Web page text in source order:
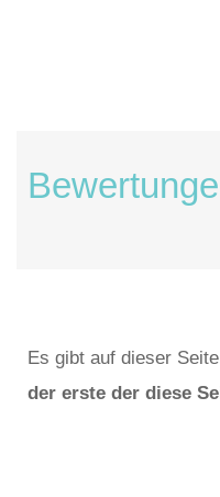
Es gibt auf dieser
der erste der diese